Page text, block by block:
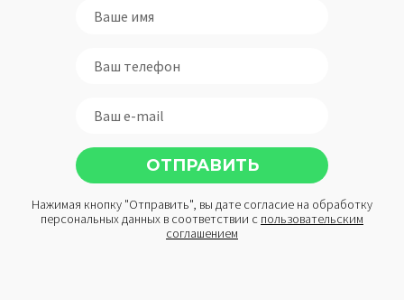
Нажимая кнопку "Отправить", вы дате согласие на обработку
персональных данных в соответствии с пользовательским
соглашением